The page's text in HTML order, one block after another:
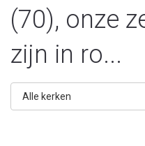
(70), onze
zijn in ro...